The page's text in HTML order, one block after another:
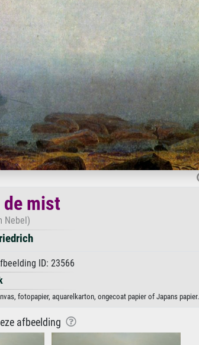
mist
Nebel)
ID: 23566
fotopapier, aquarelkarton, ongecoat papier of Japans papier.
afbeelding